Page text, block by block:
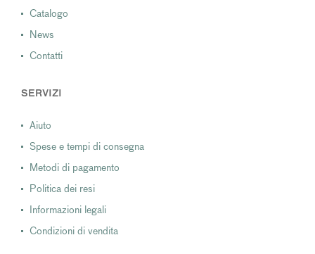
Catalogo
News
Contatti
SERVIZI
Aiuto
Spese e tempi di consegna
Metodi di pagamento
Politica dei resi
Informazioni legali
Condizioni di vendita